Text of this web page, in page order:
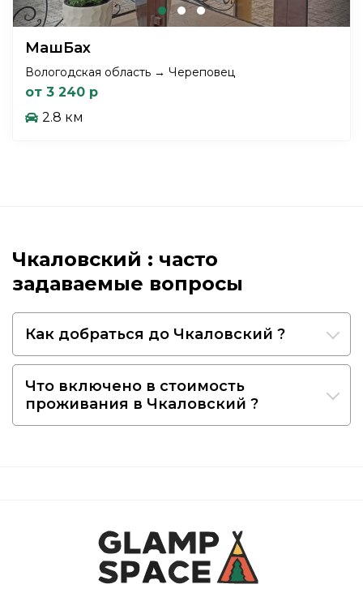
МашБах
Вологодская область → Череповец
от 3 240 р
2.8 км
Чкаловский : часто
задаваемые вопросы
Как добраться до Чкаловский ?
Что включено в стоимость
проживания в Чкаловский ?